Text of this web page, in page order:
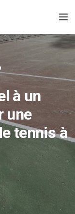
à un
une
tennis à